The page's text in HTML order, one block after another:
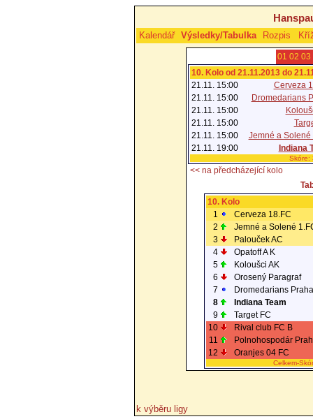
Kalendář Výsledky/Tabulka Rozpis
01 02 03
10. Kolo od 21.11.2013 do
21.11. 15:00
Cerveza
21.11. 15:00
Dromedarians
21.11. 15:00
21.11. 15:00
21.11. 15:00
Jemné a Solené
21.11. 19:00
Indiana
<< na předcházející kolo
10. Kolo
1
Cerveza 18.FC
2
Jemné a Solené
3
Palouček AC
4
Opatoff A K
5
Koloušci AK
6
Orosený Paragraf
7
Dromedarians
8
Indiana Team
9
Target FC
10
Rival club FC B
11
Polnohospodár
12
Oranjes 04 FC
Celkem-
k výběru ligy